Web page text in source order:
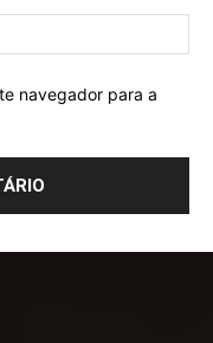
navegador para a